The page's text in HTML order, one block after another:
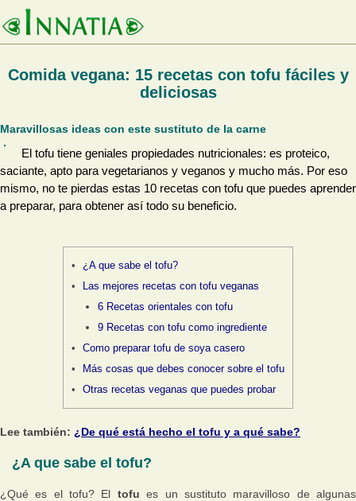
Comida vegana: 15 recetas con tofu fáciles y
deliciosas
Maravillosas ideas con este sustituto de la carne
El tofu tiene geniales propiedades nutricionales: es proteico,
saciante, apto para vegetarianos y veganos y mucho más. Por eso
mismo, no te pierdas estas 10 recetas con tofu que puedes aprender
a preparar, para obtener así todo su beneficio.
¿A que sabe el tofu?
Las mejores recetas con tofu veganas
6 Recetas orientales con tofu
9 Recetas con tofu como ingrediente
Como preparar tofu de soya casero
Más cosas que debes conocer sobre el tofu
Otras recetas veganas que puedes probar
Lee también: ¿De qué está hecho el tofu y a qué sabe?
¿A que sabe el tofu?
¿Qué es el tofu? El tofues un sustituto maravilloso de algunas